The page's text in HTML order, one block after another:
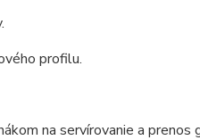
profilu.
na servírovanie a prenos